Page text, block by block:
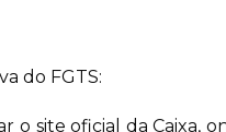
do FGTS:
o site oficial da Caixa,